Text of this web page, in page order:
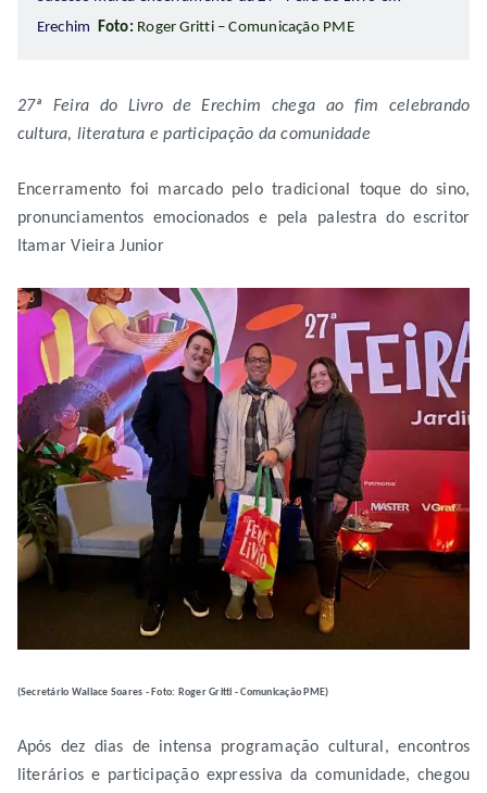
Erechim
Foto: Roger Gritti – Comunicação PME
27ª Feira do Livro de Erechim chega ao fim celebrando
cultura, literatura e participação da comunidade
Encerramento foi marcado pelo tradicional toque do sino,
pronunciamentos emocionados e pela palestra do escritor
Itamar Vieira Junior
(Secretário Wallace Soares - Foto: Roger Gritti - Comunicação PME)
Após dez dias de intensa programação cultural, encontros
literários e participação expressiva da comunidade, chegou